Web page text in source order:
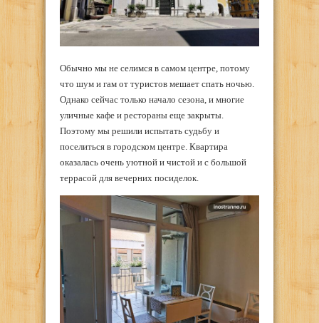
Обычно мы не селимся в самом центре, потому
что шум и гам от туристов мешает спать ночью.
Однако сейчас только начало сезона, и многие
уличные кафе и рестораны еще закрыты.
Поэтому мы решили испытать судьбу и
поселиться в городском центре. Квартира
оказалась очень уютной и чистой и с большой
террасой для вечерних посиделок.